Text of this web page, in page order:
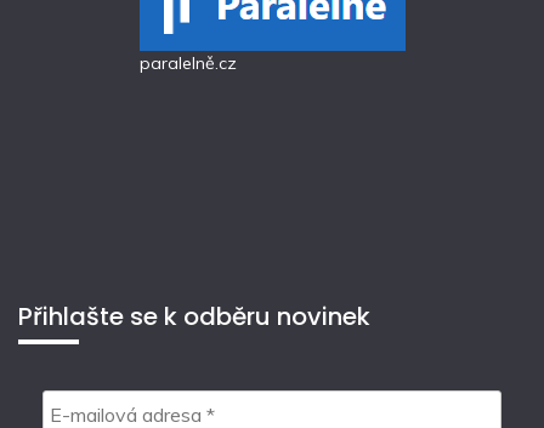
paralelně.cz
Přihlašte se k odběru novinek